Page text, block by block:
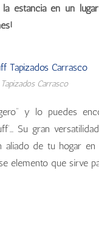
estancia en un
Tapizados Carrasco
y lo puedes
Su gran
aliado de tu hogar en
elemento que sirve